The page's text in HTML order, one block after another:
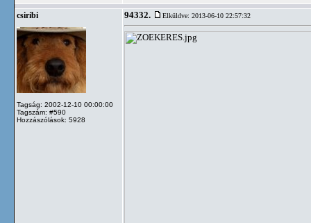
csiribi
Tagság: 2002-12-10 00:00:00
Tagszám: #590
Hozzászólások: 5928
94332. Elküldve: 2013-06-10 22:57:32